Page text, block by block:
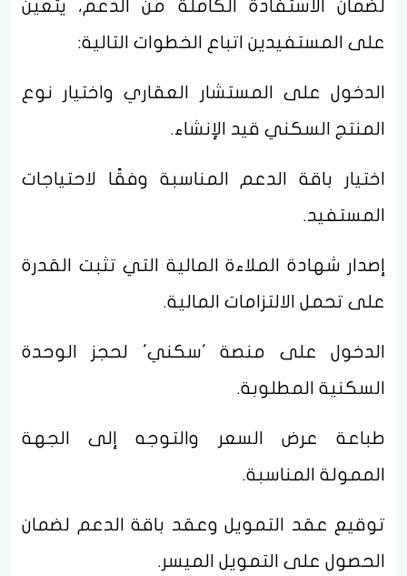
لضمان الاستفادة الكاملة من الدعم، يتعين
على المستفيدين اتباع الخطوات التالية:
الدخول على المستشار العقاري واختيار نوع
المنتج السكني قيد الإنشاء.
اختيار باقة الدعم المناسبة وفقًا لاحتياجات
المستفيد.
إصدار شهادة الملاءة المالية التي تثبت القدرة
على تحمل الالتزامات المالية.
الدخول على منصة 'سكني' لحجز الوحدة
السكنية المطلوبة.
طباعة عرض السعر والتوجه إلى الجهة
الممولة المناسبة.
توقيع عقد التمويل وعقد باقة الدعم لضمان
الحصول على التمويل الميسر.